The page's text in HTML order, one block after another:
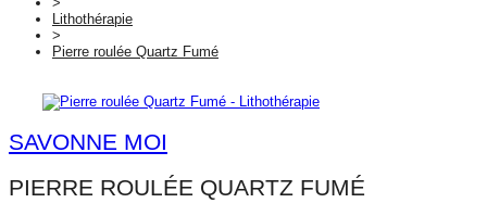
Lithothérapie
>
Pierre roulée Quartz Fumé
SAVONNE MOI
PIERRE ROULÉE QUARTZ FUMÉ